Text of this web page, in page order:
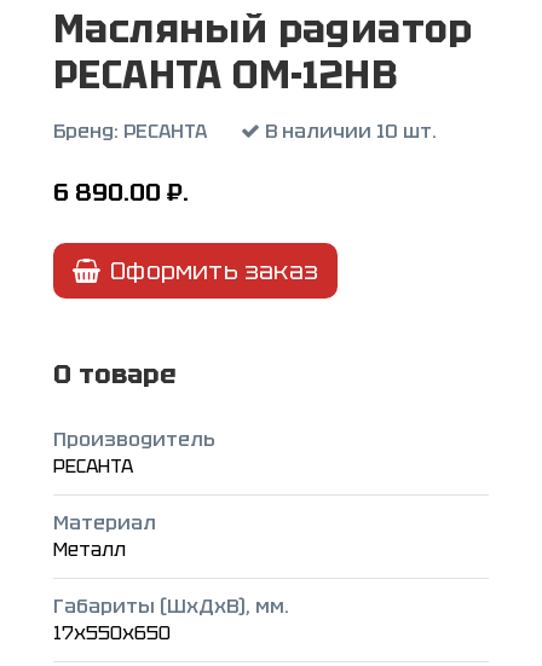
Масляный радиатор
РЕСАНТА ОМ-12НВ
Бренд: РЕСАНТА В наличии 10 шт.
6 890.00 ₽.
Оформить заказ
О товаре
Производитель
РЕСАНТА
Материал
Металл
Габариты (ШxДxВ), мм.
17x550x650